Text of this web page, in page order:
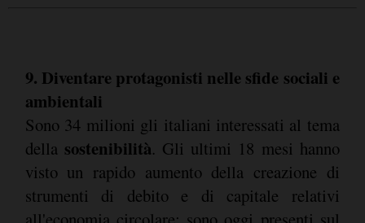
9. Diventare protagonisti nelle sfide sociali e
ambientali
Sono 34 milioni gli italiani interessati al tema
della sostenibilità. Gli ultimi 18 mesi hanno
visto un rapido aumento della creazione di
strumenti di debito e di capitale relativi